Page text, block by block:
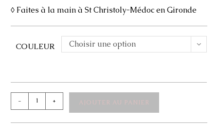
◊ Faites à la main à St Christoly-Médoc en Gironde
COULEUR Choisir une option
quantité
- + AJOUTER AU PANIER